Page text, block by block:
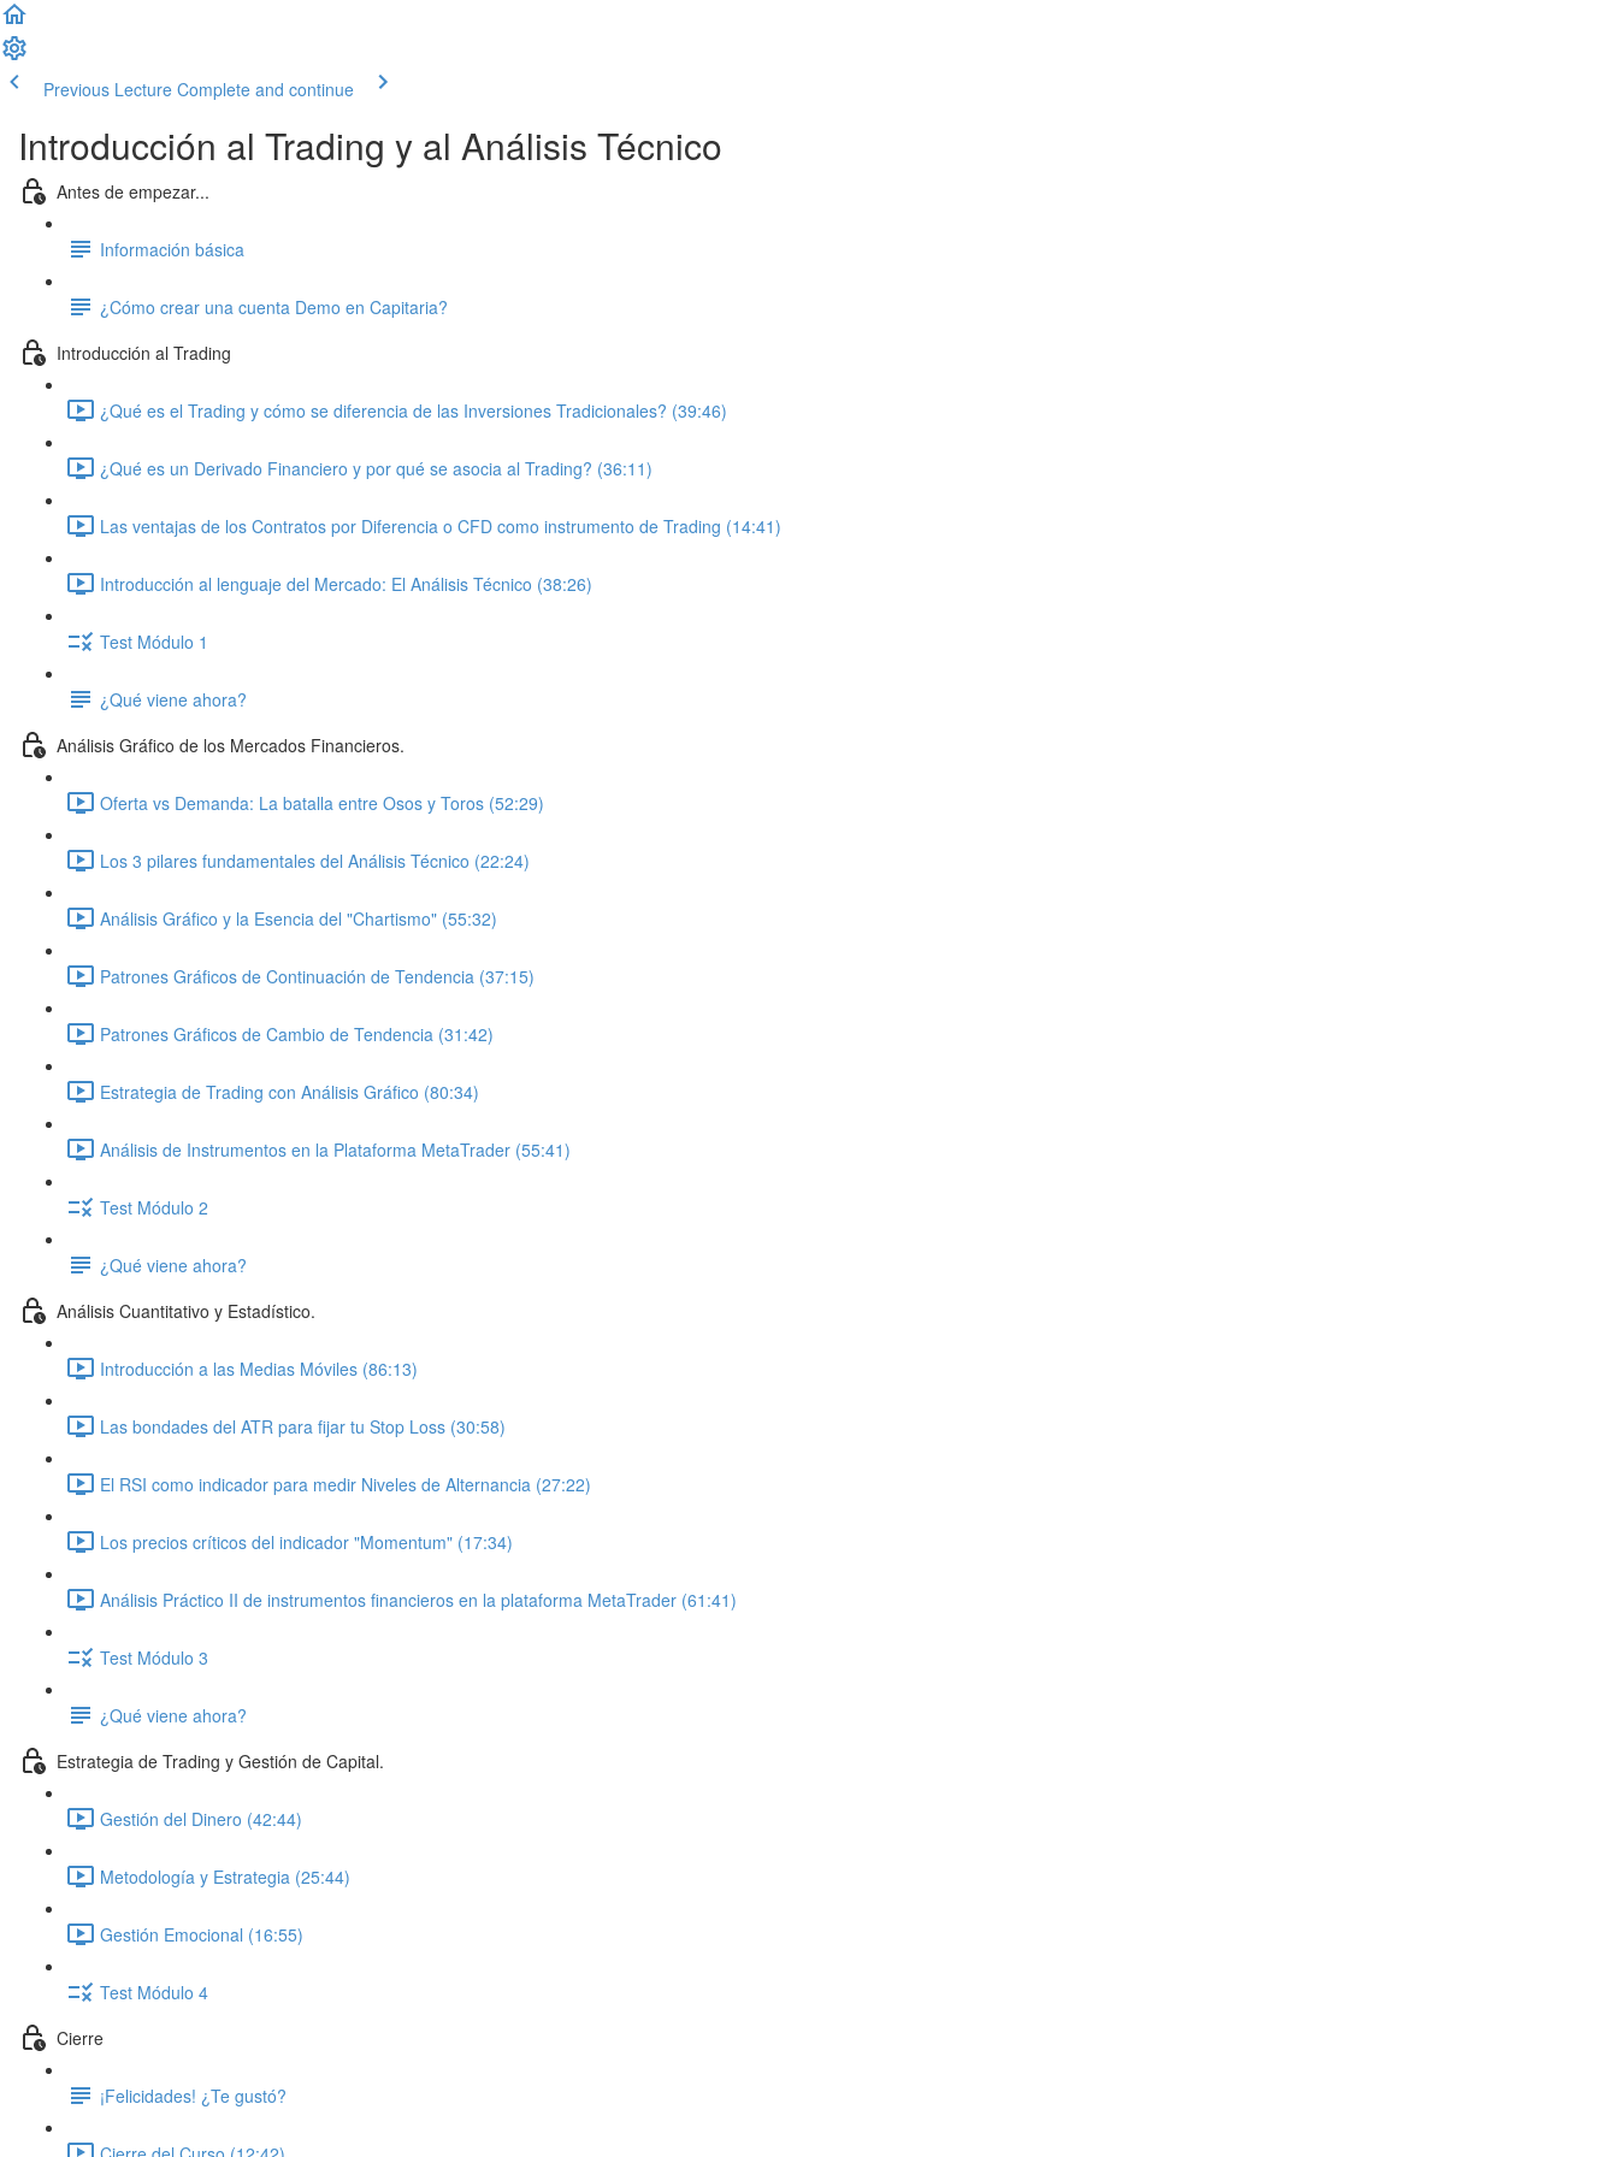
Previous Lecture Complete and continue
Introducción al Trading y al Análisis Técnico
Antes de empezar...
Información básica
¿Cómo crear una cuenta Demo en Capitaria?
Introducción al Trading
¿Qué es el Trading y cómo se diferencia de las Inversiones Tradicionales? (39:46)
¿Qué es un Derivado Financiero y por qué se asocia al Trading? (36:11)
Las ventajas de los Contratos por Diferencia o CFD como instrumento de Trading (14:41)
Introducción al lenguaje del Mercado: El Análisis Técnico (38:26)
Test Módulo 1
¿Qué viene ahora?
Análisis Gráfico de los Mercados Financieros.
Oferta vs Demanda: La batalla entre Osos y Toros (52:29)
Los 3 pilares fundamentales del Análisis Técnico (22:24)
Análisis Gráfico y la Esencia del "Chartismo" (55:32)
Patrones Gráficos de Continuación de Tendencia (37:15)
Patrones Gráficos de Cambio de Tendencia (31:42)
Estrategia de Trading con Análisis Gráfico (80:34)
Análisis de Instrumentos en la Plataforma MetaTrader (55:41)
Test Módulo 2
¿Qué viene ahora?
Análisis Cuantitativo y Estadístico.
Introducción a las Medias Móviles (86:13)
Las bondades del ATR para fijar tu Stop Loss (30:58)
El RSI como indicador para medir Niveles de Alternancia (27:22)
Los precios críticos del indicador "Momentum" (17:34)
Análisis Práctico II de instrumentos financieros en la plataforma MetaTrader (61:41)
Test Módulo 3
¿Qué viene ahora?
Estrategia de Trading y Gestión de Capital.
Gestión del Dinero (42:44)
Metodología y Estrategia (25:44)
Gestión Emocional (16:55)
Test Módulo 4
Cierre
¡Felicidades! ¿Te gustó?